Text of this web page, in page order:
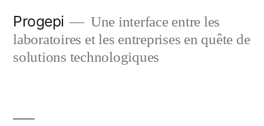
content
Progepi
Une interface entre les
laboratoires et les entreprises en quête de
solutions technologiques